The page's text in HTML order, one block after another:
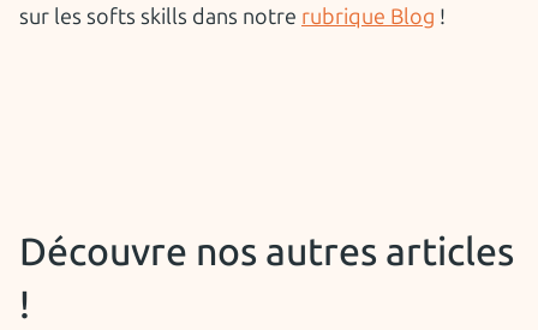
sur les softs skills dans notre rubrique Blog !
Découvre nos autres articles
!